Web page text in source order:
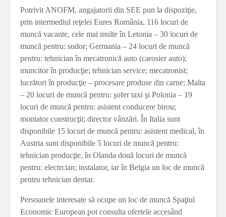
Potrivit ANOFM, angajatorii din SEE pun la dispoziţie,
prin intermediul reţelei Eures România, 116 locuri de
muncă vacante, cele mai multe în Letonia – 30 locuri de
muncă pentru: sudor; Germania – 24 locuri de muncă
pentru: tehnician în mecatronică auto (carosier auto);
muncitor în producţie; tehnician service; mecatronist;
lucrători în producţie – procesare produse din carne; Malta
– 20 locuri de muncă pentru: şofer taxi şi Polonia – 19
locuri de muncă pentru: asistent conducere birou;
montator construcţii; director vânzări. În Italia sunt
disponibile 15 locuri de muncă pentru: asistent medical, în
Austria sunt disponibile 5 locuri de muncă pentru:
tehnician producţie, în Olanda două locuri de muncă
pentru: electrcian; instalator, iar în Belgia un loc de muncă
pentru tehnician dentar.
Persoanele interesate să ocupe un loc de muncă Spaţiul
Economic European pot consulta ofertele accesând